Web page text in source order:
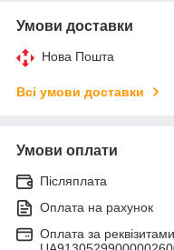
Умови доставки
Нова Пошта
Всі умови доставки
Умови оплати
Післяплата
Оплата на рахунок
Оплата за